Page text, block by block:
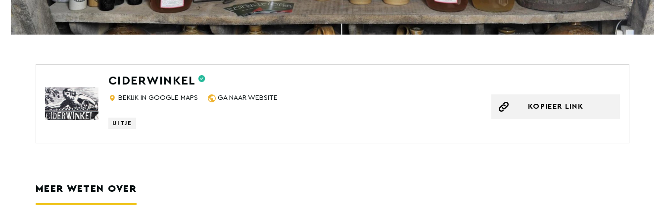
CIDERWINKEL
BEKIJK IN GOOGLE MAPS GA NAAR WEBSITE
UITJE
KOPIEER LINK
MEER WETEN OVER